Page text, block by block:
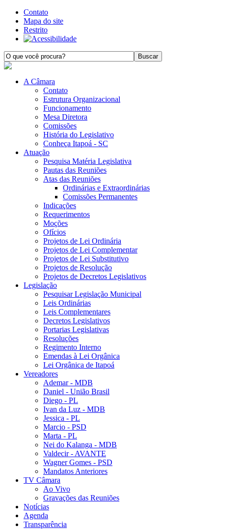
Contato
Mapa do site
Restrito
A Câmara
Contato
Estrutura Organizacional
Funcionamento
Mesa Diretora
Comissões
História do Legislativo
Conheça Itapoá - SC
Atuação
Pesquisa Matéria Legislativa
Pautas das Reuniões
Atas das Reuniões
Ordinárias e Extraordinárias
Comissões Permanentes
Indicações
Requerimentos
Moções
Ofícios
Projetos de Lei Ordinária
Projetos de Lei Complementar
Projetos de Lei Substitutivo
Projetos de Resolução
Projetos de Decretos Legislativos
Legislação
Pesquisar Legislação Municipal
Leis Ordinárias
Leis Complementares
Decretos Legislativos
Portarias Legislativas
Resoluções
Regimento Interno
Emendas à Lei Orgânica
Lei Orgânica de Itapoá
Vereadores
Ademar - MDB
Daniel - União Brasil
Diego - PL
Ivan da Luz - MDB
Jessica - PL
Marcio - PSD
Marta - PL
Nei do Kalanga - MDB
Valdecir - AVANTE
Wagner Gomes - PSD
Mandatos Anteriores
TV Câmara
Ao Vivo
Gravações das Reuniões
Notícias
Agenda
Transparência